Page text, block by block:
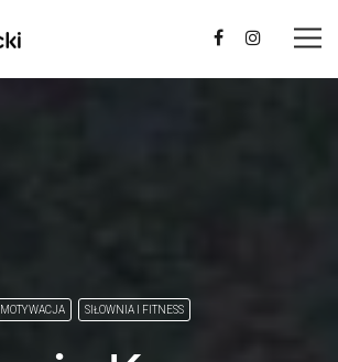
MOTYWACJA SIŁOWNIA I FITNESS